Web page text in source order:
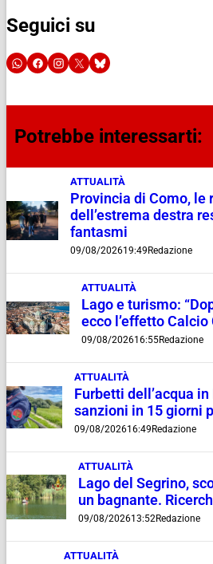
Seguici su
Potrebbe interessarti:
ATTUALITÀ
Provincia di Como, le
dell’estrema destra
fantasmi
09/08/202619:49 Redazione
ATTUALITÀ
Lago e turismo:
ecco l’effetto Calcio
09/08/202616:55Redazione
ATTUALITÀ
Furbetti dell’acqua
sanzioni in 15 giorni
09/08/202616:49 Redazione
ATTUALITÀ
Lago del Segrino,
un bagnante.
09/08/202613:52Redazione
ATTUALITÀ